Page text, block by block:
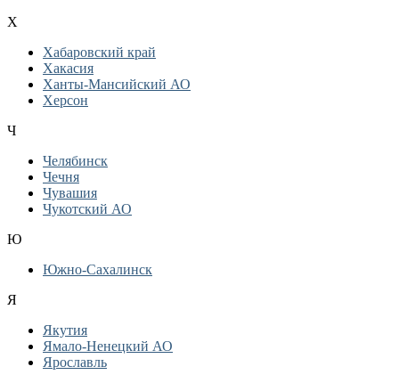
Х
Хабаровский край
Хакасия
Ханты-Мансийский АО
Херсон
Ч
Челябинск
Чечня
Чувашия
Чукотский АО
Ю
Южно-Сахалинск
Я
Якутия
Ямало-Ненецкий АО
Ярославль